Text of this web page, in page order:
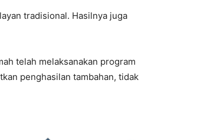
tradisional. Hasilnya juga
telah melaksanakan program
penghasilan tambahan, tidak